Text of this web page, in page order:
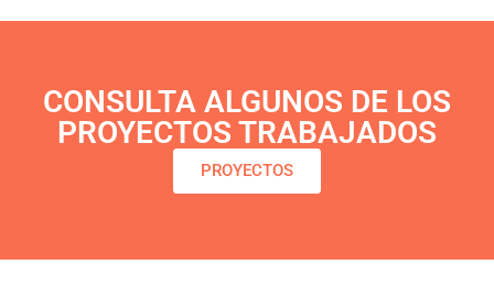
CONSULTA ALGUNOS DE LOS
PROYECTOS TRABAJADOS
PROYECTOS